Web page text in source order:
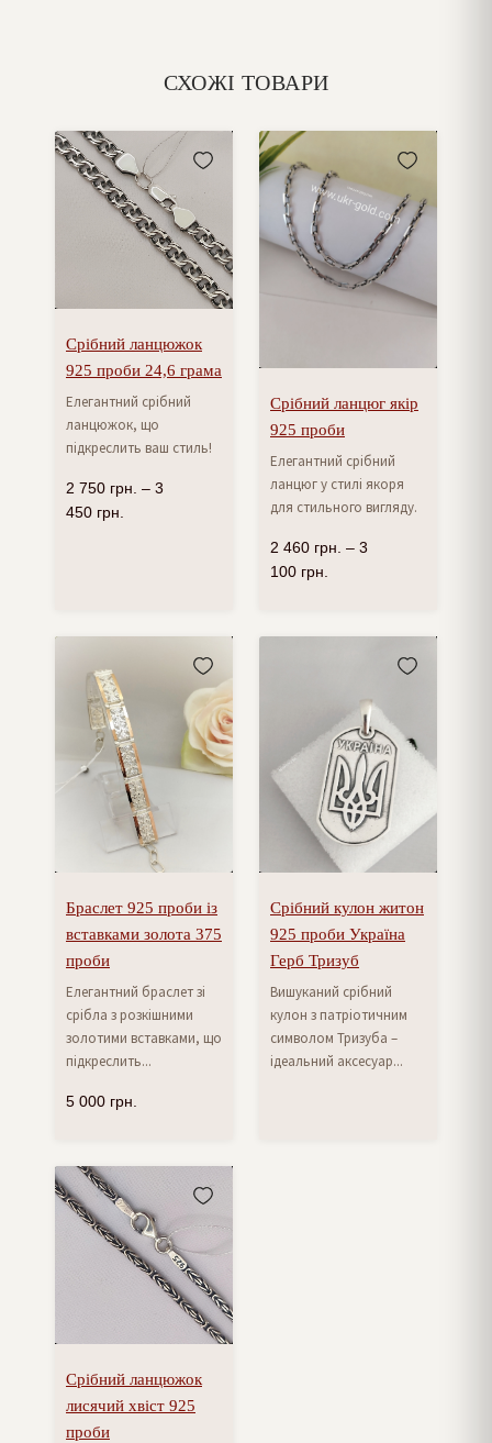
СХОЖІ ТОВАРИ
Срібний ланцюжок
925 проби 24,6 грама
Елегантний срібний
ланцюжок, що
підкреслить ваш стиль!
2 750 грн. – 3
450 грн.
Срібний ланцюг якір
925 проби
Елегантний срібний
ланцюг у стилі якоря
для стильного вигляду.
2 460 грн. – 3
100 грн.
Браслет 925 проби із
вставками золота 375
проби
Елегантний браслет зі
срібла з розкішними
золотими вставками, що
підкреслить...
5 000 грн.
Срібний кулон житон
925 проби Україна
Герб Тризуб
Вишуканий срібний
кулон з патріотичним
символом Тризуба –
ідеальний аксесуар...
Срібний ланцюжок
лисячий хвіст 925
проби